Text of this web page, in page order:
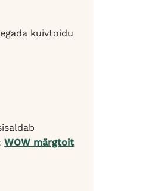
kuivtoidu
WOW märgtoit